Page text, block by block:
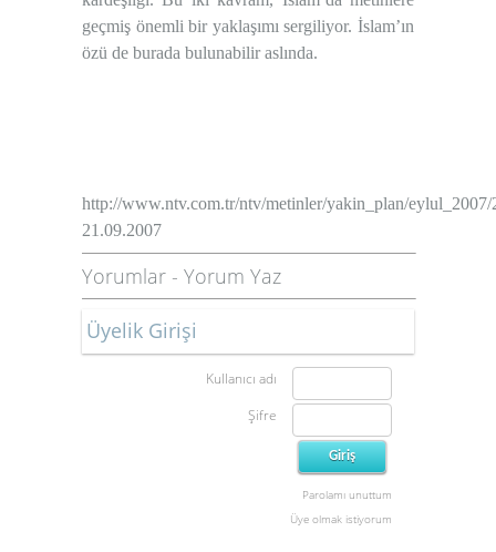
geçmiş önemli bir yaklaşımı sergiliyor. İslam’ın
özü de burada bulunabilir aslında.
http://www.ntv.com.tr/ntv/metinler/yakin_plan/eylul_2007/
21.09.2007
Yorumlar - Yorum Yaz
Üyelik Girişi
Kullanıcı adı
Şifre
Parolamı unuttum
Üye olmak istiyorum